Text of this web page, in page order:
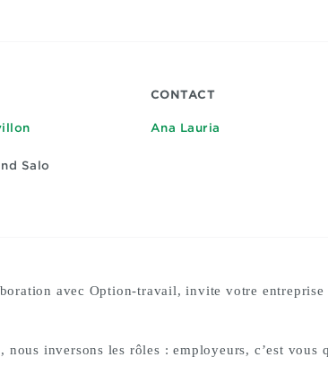
Salo
CONTACT
Ana Lauria
avec Option-travail, invite votre
inversons les rôles : employeurs, c’est vous